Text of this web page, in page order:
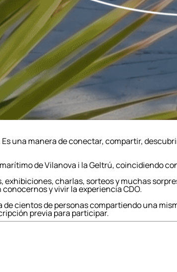
una manera de conectar, compartir,
de Vilanova i la Geltrú, coincidiendo
charlas, sorteos y muchas
y vivir la experiencia CDO.
de cientos de personas compartiendo una
previa para participar.